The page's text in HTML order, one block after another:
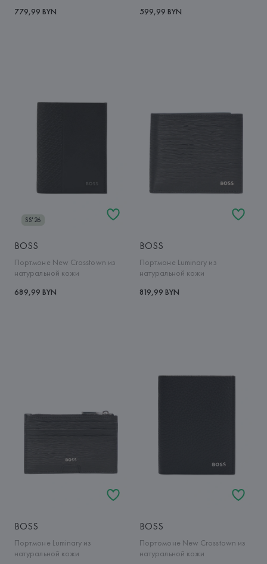
779,99 BYN 599,99 BYN
SS'26
BOSS
Портмоне New Crosstown из
натуральной кожи
689,99 BYN
BOSS
Портмоне Luminary из
натуральной кожи
819,99 BYN
BOSS
Портмоне Luminary из
натуральной кожи
BOSS
Портомоне New Crosstown из
натуральной кожи